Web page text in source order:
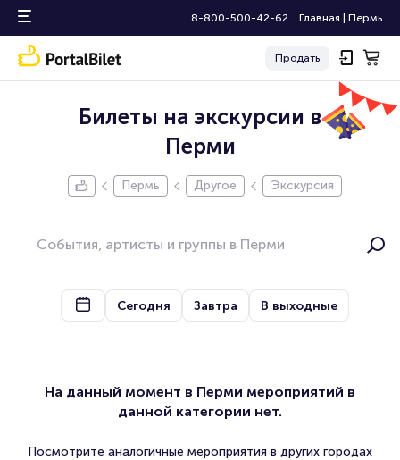
8-800-500-42-62 Главная Пермь
Продать
Билеты на экскурсии в
Перми
Пермь Другое Экскурсия
Сегодня Завтра В выходные
На данный момент в Перми мероприятий в
данной категории нет.
Посмотрите аналогичные мероприятия в других городах